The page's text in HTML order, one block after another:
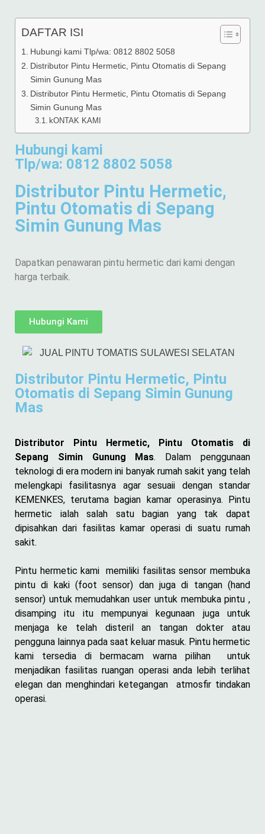
DAFTAR ISI
Hubungi kami Tlp/wa: 0812 8802 5058
Distributor Pintu Hermetic, Pintu Otomatis di Sepang
Simin Gunung Mas
Distributor Pintu Hermetic, Pintu Otomatis di Sepang
Simin Gunung Mas
kONTAK KAMI
Hubungi kami
Tlp/wa: 0812 8802 5058
Distributor Pintu Hermetic,
Pintu Otomatis di Sepang
Simin Gunung Mas
Dapatkan penawaran pintu hermetic dari kami dengan
harga terbaik.
Hubungi Kami
Distributor Pintu Hermetic, Pintu
Otomatis di Sepang Simin Gunung
Mas
Distributor Pintu Hermetic, Pintu Otomatis di
Sepang Simin Gunung Mas. Dalam penggunaan
teknologi di era modern ini banyak rumah sakit yang telah
melengkapi fasilitasnya agar sesuaii dengan standar
KEMENKES, terutama bagian kamar operasinya. Pintu
hermetic ialah salah satu bagian yang tak dapat
dipisahkan dari fasilitas kamar operasi di suatu rumah
sakit.
Pintu hermetic kami memiliki fasilitas sensor membuka
pintu di kaki (foot sensor) dan juga di tangan (hand
sensor) untuk memudahkan user untuk membuka pintu ,
disamping itu itu mempunyai kegunaan juga untuk
menjaga ke telah disteril an tangan dokter atau
pengguna lainnya pada saat keluar masuk. Pintu hermetic
kami tersedia di bermacam warna pilihan untuk
menjadikan fasilitas ruangan operasi anda lebih terlihat
elegan dan menghindari ketegangan atmosfir tindakan
operasi.